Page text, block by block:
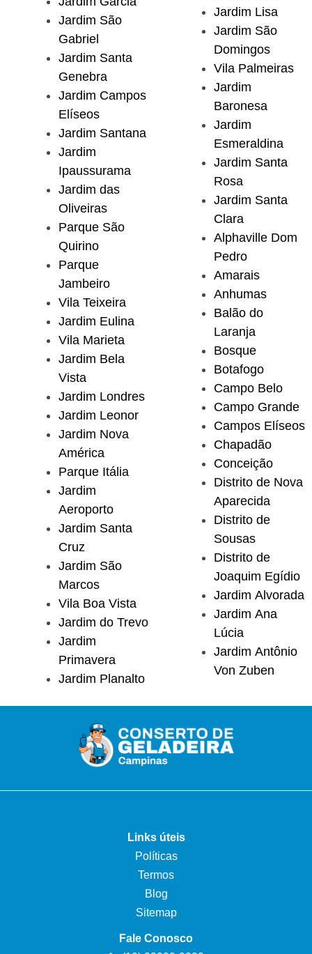
Jardim São
Gabriel
Jardim Santa
Genebra
Jardim Campos
Elíseos
Jardim Santana
Jardim
Ipaussurama
Jardim das
Oliveiras
Parque São
Quirino
Parque
Jambeiro
Vila Teixeira
Jardim Eulina
Vila Marieta
Jardim Bela
Vista
Jardim Londres
Jardim Leonor
Jardim Nova
América
Parque Itália
Jardim
Aeroporto
Jardim Santa
Cruz
Jardim São
Marcos
Vila Boa Vista
Jardim do Trevo
Jardim
Primavera
Jardim Planalto
Jardim Lisa
Jardim São
Domingos
Vila Palmeiras
Jardim
Baronesa
Jardim
Esmeraldina
Jardim Santa
Rosa
Jardim Santa
Clara
Alphaville Dom
Pedro
Amarais
Anhumas
Balão do
Laranja
Bosque
Botafogo
Campo Belo
Campo Grande
Campos Elíseos
Chapadão
Conceição
Distrito de Nova
Aparecida
Distrito de
Sousas
Distrito de
Joaquim Egídio
Jardim Alvorada
Jardim Ana
Lúcia
Jardim Antônio
Von Zuben
Links úteis
Políticas
Termos
Blog
Sitemap
Fale Conosco